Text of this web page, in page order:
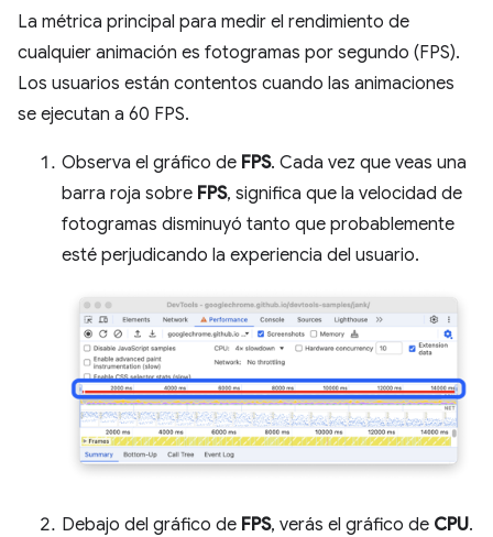
La métrica principal para medir el rendimiento de
cualquier animación es fotogramas por segundo (FPS).
Los usuarios están contentos cuando las animaciones
se ejecutan a 60 FPS.
Observa el gráfico de FPS. Cada vez que veas una
barra roja sobre FPS, significa que la velocidad de
fotogramas disminuyó tanto que probablemente
esté perjudicando la experiencia del usuario.
Debajo del gráfico de FPS, verás el gráfico de CPU.